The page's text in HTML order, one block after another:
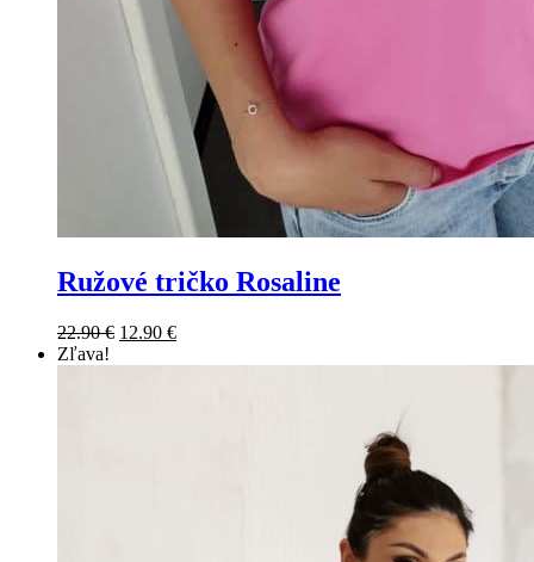
Ružové tričko Rosaline
22.90€ 12.90 €
Zľava!